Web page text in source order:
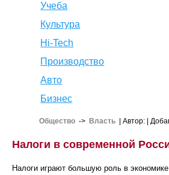
Учеба
Культура
Hi-Tech
Производство
Авто
Бизнес
Общество -> Власть | Автор: |
Налоги в современной
Налоги играют большую роль в